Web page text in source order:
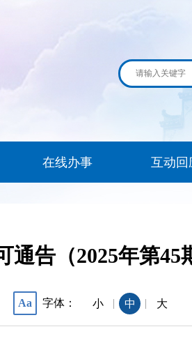
在线办事 互动回
告（2025年第45
Aa 字体： 小 | 中 | 大